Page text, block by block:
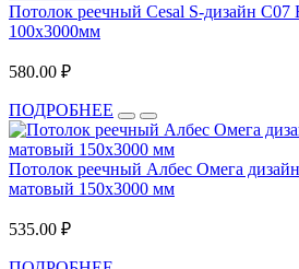
Потолок реечный Cesal S-дизайн
100х3000мм
580.00 ₽
ПОДРОБНЕЕ
Потолок реечный Албес Омега
матовый 150x3000 мм
535.00 ₽